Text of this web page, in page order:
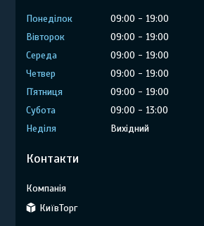
Понеділок 09:00
19:00
Вівторок
09:00
19:00
Середа
09:00
19:00
Четвер
09:00
19:00
Пʼятниця
09:00
19:00
Субота
09:00
13:00
Неділя
Вихідний
Контакти
КиївТорг